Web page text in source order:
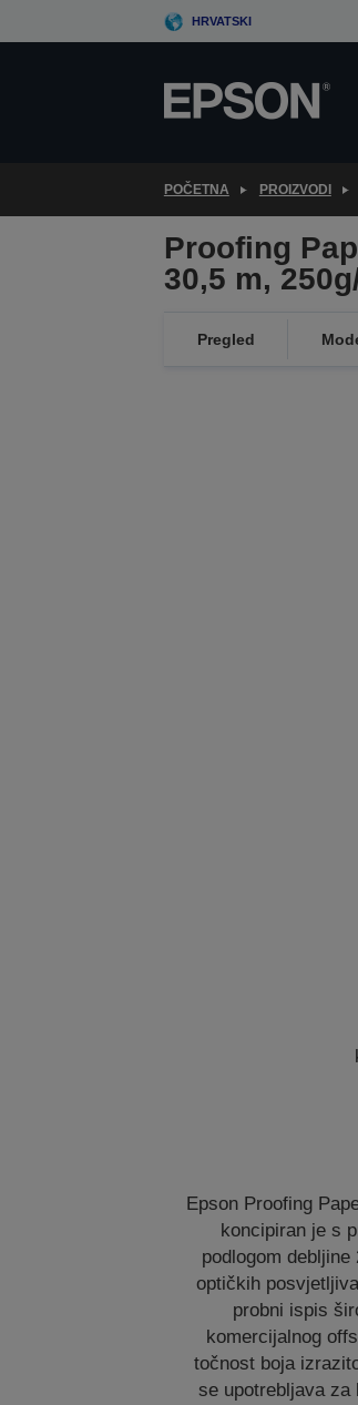
to
HRVATSKI
POČETNA PROIZVODI
Proofing
30,5 m,
Pregled
Epson Proofing
koncipiran je s
podlogom
optičkih
probni ispis
komercijalnog
točnost boja
se upotrebljava